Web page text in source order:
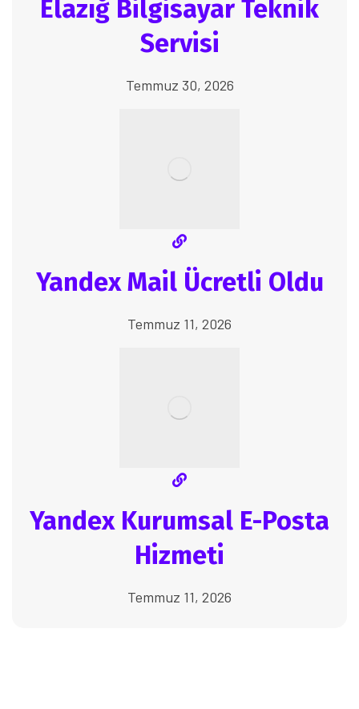
Elazığ Bilgisayar Teknik
Servisi
Temmuz 30, 2026
Yandex Mail Ücretli Oldu
Temmuz 11, 2026
Yandex Kurumsal E-Posta
Hizmeti
Temmuz 11, 2026